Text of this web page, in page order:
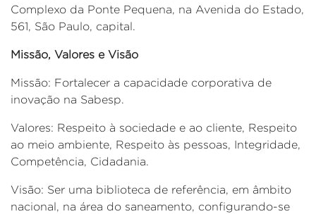
Complexo da Ponte Pequena, na Avenida do Estado,
561, São Paulo, capital.
Missão, Valores e Visão
Missão: Fortalecer a capacidade corporativa de
inovação na Sabesp.
Valores: Respeito à sociedade e ao cliente, Respeito
ao meio ambiente, Respeito às pessoas, Integridade,
Competência, Cidadania.
Visão: Ser uma biblioteca de referência, em âmbito
nacional, na área do saneamento, configurando-se